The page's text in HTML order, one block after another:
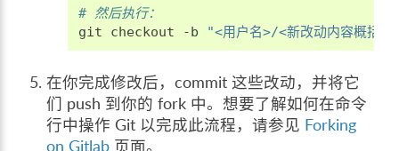
# 然后执行：
git
checkout -b "<用户名>/<新改动内容概括
在你完成修改后，commit 这些改动，并将它
们 push 到你的 fork 中。想要了解如何在命令
行中操作 Git 以完成此流程，请参见 Forking
on Gitlab 页面。